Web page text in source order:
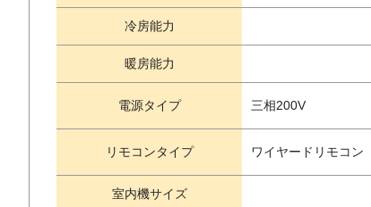
冷房能力
暖房能力
電源タイプ 三相200V
リモコンタイプ ワイヤードリモコン
室内機サイズ